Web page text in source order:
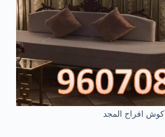
كوش افراح المجد